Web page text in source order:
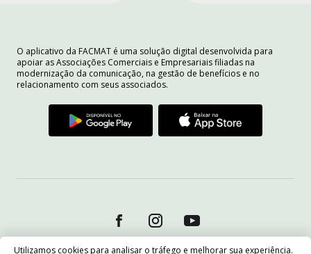
Utilizamos cookies para analisar o tráfego e melhorar sua experiência.
O aplicativo da FACMAT é uma solução digital desenvolvida para
apoiar as Associações Comerciais e Empresariais filiadas na
modernização da comunicação, na gestão de benefícios e no
relacionamento com seus associados.